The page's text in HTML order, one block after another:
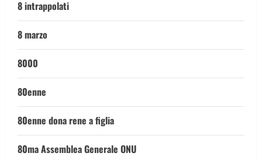
8 intrappolati
8 marzo
8000
80enne
80enne dona rene a figlia
80ma Assemblea Generale ONU